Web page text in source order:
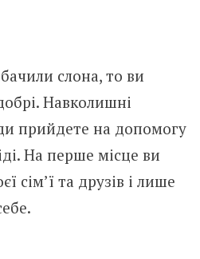
слона, то ви
Навколишні
прийдете на допомогу
На перше місце ви
сім’ї та друзів і лише